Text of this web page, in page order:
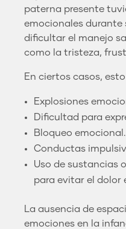
paterna presente
emocionales durante
dificultar el manejo
como la tristeza,
En ciertos casos,
Explosiones
Dificultad para
Bloqueo emocional.
Conductas
Uso de sustancias
para evitar el dolor
La ausencia de
emociones en la